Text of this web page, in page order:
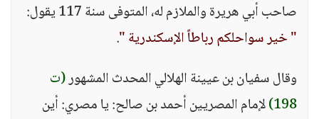
صاحب أبي هريرة والملازم له، المتوفى سنة 117 يقول:
" خير سواحلكم رباطاً الإسكندرية ".
وقال سفيان بن عيينة الهلالي المحدث المشهور(ت
198) لإمام المصريين أحمد بن صالح: يا مصري: أين